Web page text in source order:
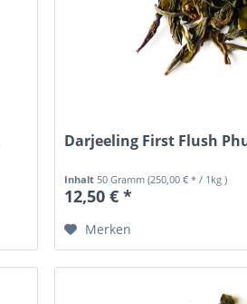
Darjeeling First Flush
Inhalt 50 Gramm(250,00 € * / 1kg )
12,50 € *
Merken